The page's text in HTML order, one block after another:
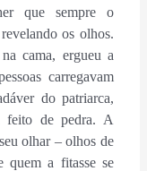
que sempre o
os olhos.
cama, ergueu a
carregavam
do patriarca,
feito de pedra. A
olhar – olhos de
quem a fitasse se